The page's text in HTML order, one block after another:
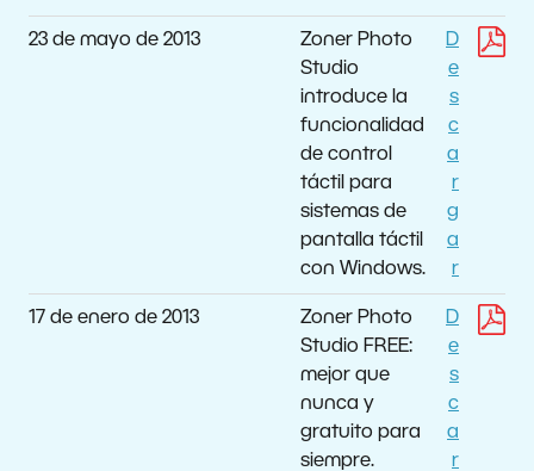
23 de mayo de 2013
Zoner Photo
Studio
introduce la
funcionalidad
de control
táctil para
sistemas de
pantalla táctil
con Windows.
D
e
s
c
a
r
g
a
r
17 de enero de 2013
Zoner Photo
Studio FREE:
mejor que
nunca y
gratuito para
siempre.
D
e
s
c
a
r